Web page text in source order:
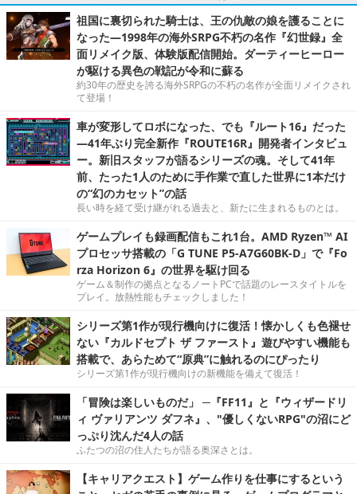
祖国に裏切られた騎士は、王の仇敵の娘を護ることに
なった―1998年の海外SRPG不朽の名作『幻世録』全
面リメイク版、体験版配信開始。ダーティーヒーロー
が駆ける異色の戦記が令和に蘇る
約30年の歴史を誇る海外SRPGの不朽の名作が全面リメイクされ
て登場！
車が変形してロボになった、でも『ルート16』だった
―41年ぶり完全新作『ROUTE16R』開発者インタビュ
ー。新旧スタッフが語るシリーズの魂。そして41年
前、たった1人のために手作業で直した世界に1本だけ
の“幻のカセット”の話
長い時を経て受け継がれる過去と、新たに生まれるものとは。
ゲームプレイも録画配信もこれ1台。AMD Ryzen™ AI
プロセッサ搭載の「G TUNE P5-A7G60BK-D」で『Fo
rza Horizon 6』の世界を駆け回る
ゲーム＆制作の拠点となるノートPCで話題のレースタイトルを
プレイ。放熱性能もチェックしました！
シリーズ第1作が現行機向けに復活！懐かしくも色褪せ
ない『カルドセプト ザ ファースト』遊びやすい機能も
搭載で、あらためて“原典”に触れるのにぴったり
シリーズ第1作が現行機向けの新機能を備えて復活！
「冒険は楽しいものだ」 ─『FF11』と『ウィザードリ
ィ ヴァリアンツ ダフネ』、"優しくないRPG"の沼にど
っぷり沈んだ4人の話
ふたつの沼の住人たちが語る奥深さとは。
【キャリアクエスト】ゲーム作りを仕事にするという